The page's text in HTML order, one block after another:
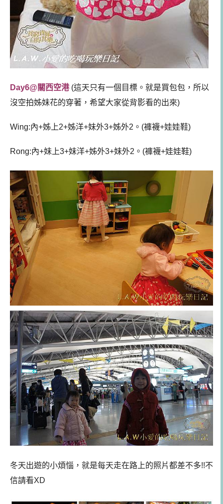
Day6@關西空港(這天只有一個目標。就是買包包，所以
沒空拍姊妹花的穿著，希望大家從背影看的出來)
Wing:內+姊上2+姊洋+妹外3+姊外2。(褲襪+娃娃鞋)
Rong:內+妹上3+妹洋+姊外3+妹外2。(褲襪+娃娃鞋)
冬天出遊的小煩惱，就是每天走在路上的照片都差不多!!不
信請看XD